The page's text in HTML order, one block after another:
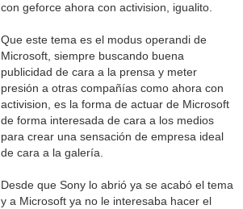
con geforce ahora con activision, igualito.
Que este tema es el modus operandi de
Microsoft, siempre buscando buena
publicidad de cara a la prensa y meter
presión a otras compañías como ahora con
activision, es la forma de actuar de Microsoft
de forma interesada de cara a los medios
para crear una sensación de empresa ideal
de cara a la galería.
Desde que Sony lo abrió ya se acabó el tema
y a Microsoft ya no le interesaba hacer el